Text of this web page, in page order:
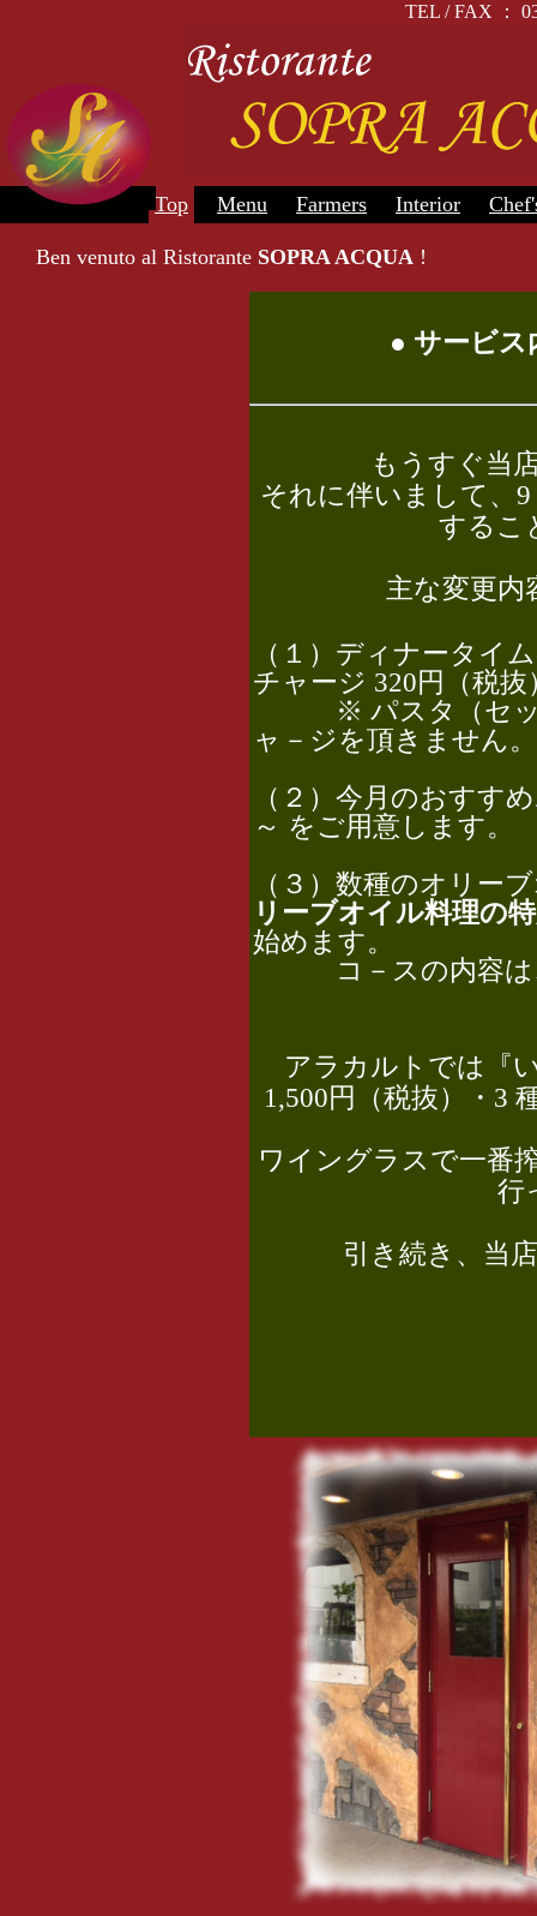
TEL / FAX ：
Top Menu Farmers Interior
Ben venuto al Ristorante SOPRA ACQUA !
● サービス
もうすぐ当
それに伴いまして、
するこ
主な変更内
（１）ディナータイ
チャージ 320円（税
※ パスタ（セット
ャ－ジを頂きません。
（２）今月のおすす
～ をご用意します。
（３）数種のオリー
リーブオイル料理の
始めます。
コ－スの内容は
アラカルトでは『
1,500円（税抜）・3
ワイングラスで一番
行
引き続き、当